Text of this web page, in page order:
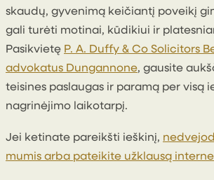
skaudų, gyvenimą keičiantį poveikį
gali turėti motinai, kūdikiui ir
Pasikvietę P. A. Duffy & Co Solicitors
advokatus Dungannone, gausite
teisines paslaugas ir paramą per visą
nagrinėjimo laikotarpį.
Jei ketinate pareikšti ieškinį,
mumis arba pateikite užklausą